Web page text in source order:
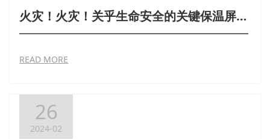
火灾！火灾！关乎生命安全的关键保温屏障|海锐利器
READ MORE
26
2024-02